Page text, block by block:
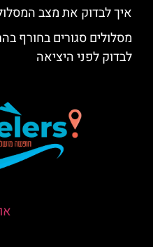
איך לבדוק את מצב
מסלולים סגורים בחורף
לבדוק לפני היציאה